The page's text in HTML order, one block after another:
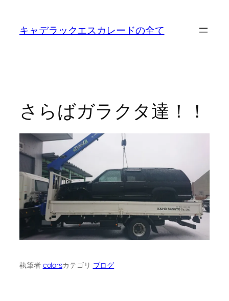
キャデラックエスカレードの全て
さらばガラクタ達！！
執筆者:colorsカテゴリ:ブログ